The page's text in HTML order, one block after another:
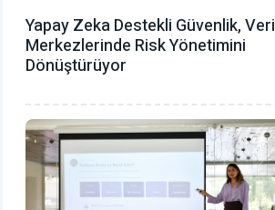
Yapay Zeka Destekli Güvenlik, Veri
Merkezlerinde Risk Yönetimini
Dönüştürüyor